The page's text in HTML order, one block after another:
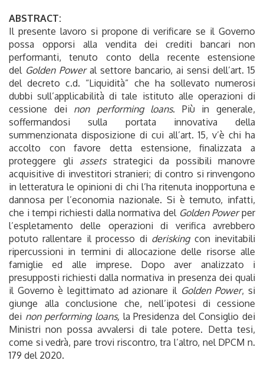
ABSTRACT:
Il presente lavoro si propone di verificare se il Governo
possa opporsi alla vendita dei crediti bancari non
performanti, tenuto conto della recente estensione
del Golden Poweral settore bancario, ai sensi dell’art. 15
del decreto c.d. “Liquidità” che ha sollevato numerosi
dubbi sull’applicabilità di tale istituto alle operazioni di
cessione dei non performing loans. Più in generale,
soffermandosi sulla portata innovativa della
summenzionata disposizione di cui all’art. 15, v’è chi ha
accolto con favore detta estensione, finalizzata a
proteggere gli assets strategici da possibili manovre
acquisitive di investitori stranieri; di contro si rinvengono
in letteratura le opinioni di chi l’ha ritenuta inopportuna e
dannosa per l’economia nazionale. Si è temuto, infatti,
che i tempi richiesti dalla normativa del Golden Powerper
l’espletamento delle operazioni di verifica avrebbero
potuto rallentare il processo di deriskingcon inevitabili
ripercussioni in termini di allocazione delle risorse alle
famiglie ed alle imprese. Dopo aver analizzato i
presupposti richiesti dalla normativa in presenza dei quali
il Governo è legittimato ad azionare il Golden Power, si
giunge alla conclusione che, nell’ipotesi di cessione
dei non performing loans, la Presidenza del Consiglio dei
Ministri non possa avvalersi di tale potere. Detta tesi,
come si vedrà, pare trovi riscontro, tra l’altro, nel DPCM n.
179 del 2020.